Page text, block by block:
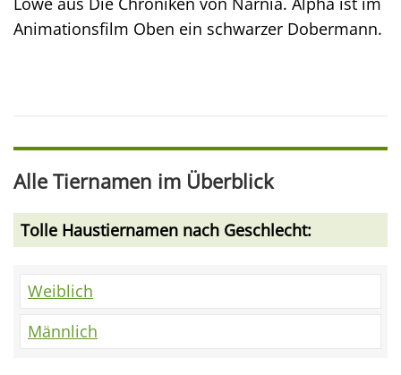
Animationsfilm Oben ein schwarzer Dobermann.
Alle Tiernamen im Überblick
Tolle Haustiernamen nach Geschlecht:
Weiblich
Männlich